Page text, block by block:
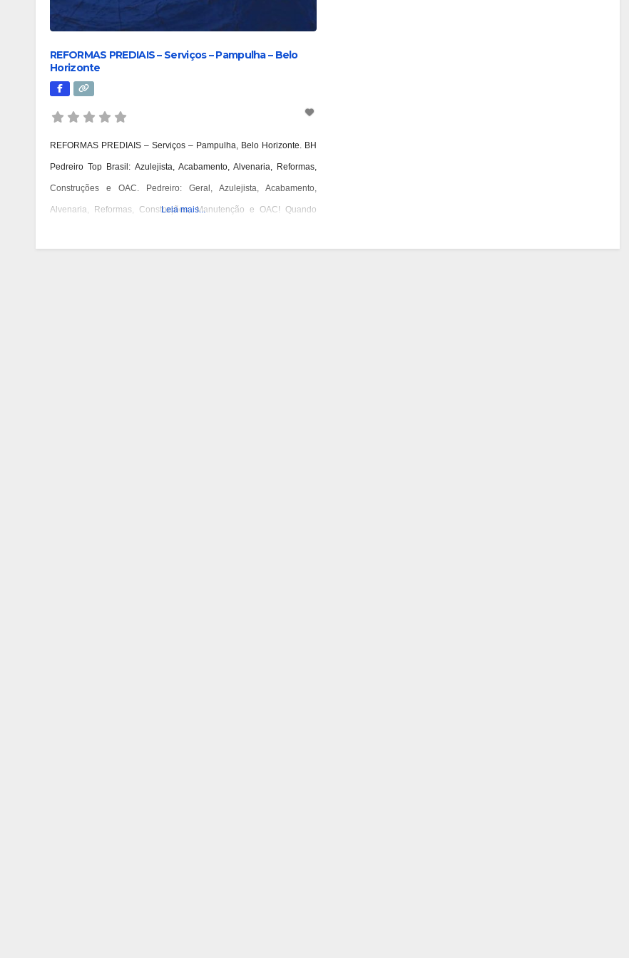
REFORMAS PREDIAIS – Serviços – Pampulha – Belo
Horizonte
REFORMAS PREDIAIS – Serviços – Pampulha, Belo Horizonte. BH
Pedreiro Top Brasil: Azulejista, Acabamento, Alvenaria, Reformas,
Construções e OAC. Pedreiro: Geral, Azulejista, Acabamento,
Alvenaria, Reformas, Construções, Manutenção e OAC! Quando
Leia mais...